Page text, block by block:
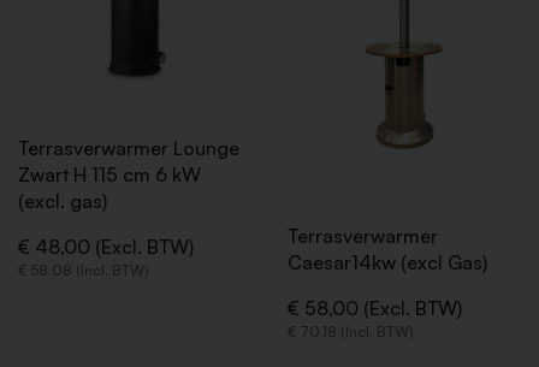
Terrasverwarmer Lounge
Zwart H 115 cm 6 kW
(excl. gas)
€ 48,00 (Excl. BTW)
€ 58,08 (Incl. BTW)
Terrasverwarmer
Caesar14kw (excl Gas)
€ 58,00 (Excl. BTW)
€ 70,18 (Incl. BTW)